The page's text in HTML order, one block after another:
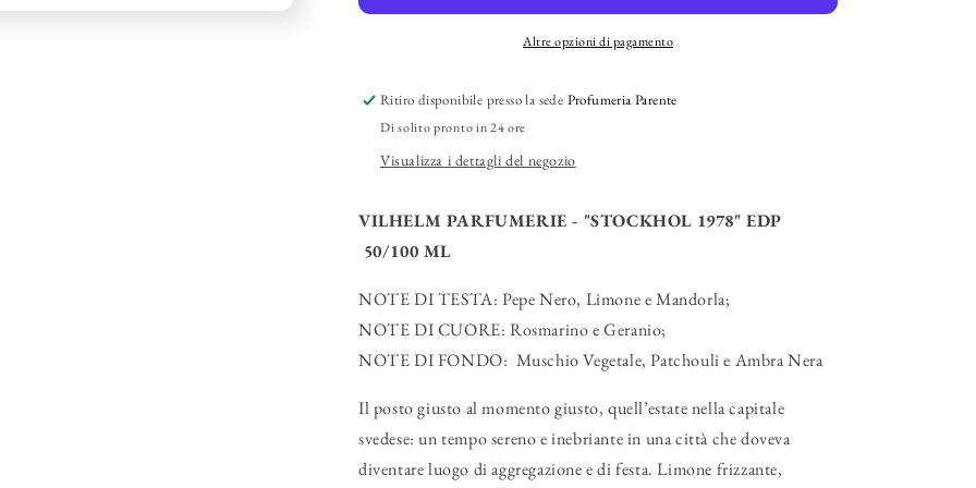
1978&quot;1978&quot;
EDPAltre opzioni di pagamento
Ritiro disponibile presso la sede Profumeria Parente
Di solito pronto in 24 ore
Visualizza i dettagli del negozio
VILHELM PARFUMERIE - "STOCKHOL 1978" EDP
50/100 ML
NOTE DI TESTA: Pepe Nero, Limone e Mandorla;
NOTE DI CUORE: Rosmarino e Geranio;
NOTE DI FONDO: Muschio Vegetale, Patchouli e Ambra Nera
Il posto giusto al momento giusto, quell’estate nella capitale
svedese: un tempo sereno e inebriante in una città che doveva
diventare luogo di aggregazione e di festa. Limone frizzante,